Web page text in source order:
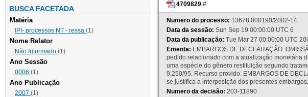
BUSCA FACETADA
Matéria
IPI- processos NT - ressa (1)
Nome Relator
Não Informado (1)
Ano Sessão
0006 (1)
Ano Publicação
2007 (1)
4709829 #
Numero do processo: 13678.000190/2002-14
Data da sessão: Sun Sep 19 00:00:00 UTC 6
Data da publicação: Tue Mar 27 00:00:00 UTC
Ementa: EMBARGOS DE DECLARAÇÃO.
pedido relacionado com a atualização monetária
uma espécie do gênero restituição segundo
9.250/95. Recurso provido. EMBARGOS DE
se justifica a interposição dos presentes
Numero da decisão: 203-11890